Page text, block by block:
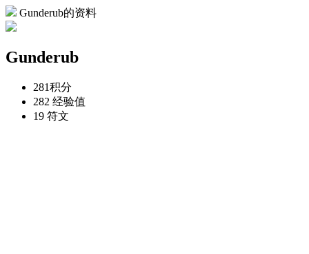
Gunderub的资料
Gunderub
281积分
282 经验值
19 符文